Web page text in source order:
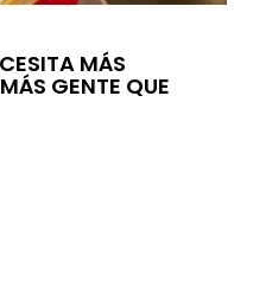
MÁS
GENTE QUE